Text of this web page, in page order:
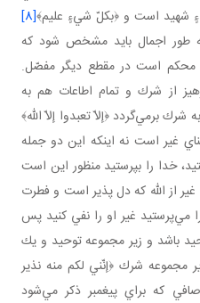
شهيد است و ﴿بكلّ شيءٍ عليم﴾[8]
طور اجمال بايد مشخص شود كه
است در مقطع ديگر مفصّل.
از شرك و تمام اطاعات هم به
برمي‌گردد ﴿إلاّ تعبدوا إلاّ الله﴾
غير است نه اينكه اين دو جمله
خدا را بپرستيد منظور اين است
از الله كه دل پذير است و فطرت
مي‌پرستيد غير او را نفي كنيد پس
باشد و زير مجموعه توحيد و يك
شرك ﴿إنّني لكم منه نذير
كه براي پيغمبر ذكر مي‌شود